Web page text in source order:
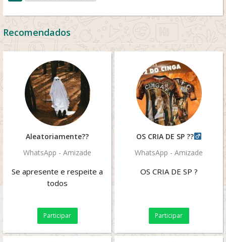
Recomendados
Aleatoriamente??
WhatsApp - Amizade
Se apresente e respeite a
todos
Participar
OS CRIA DE SP ??‍
WhatsApp - Amizade
OS CRIA DE SP ?
Participar